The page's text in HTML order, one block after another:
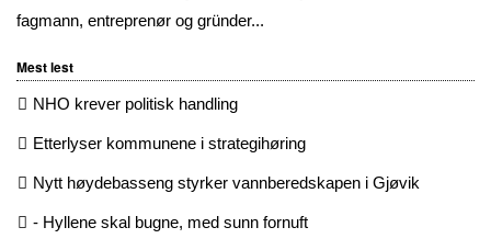
fagmann, entreprenør og gründer...
Mest lest
NHO krever politisk handling
Etterlyser kommunene i strategihøring
Nytt høydebasseng styrker vannberedskapen i Gjøvik
- Hyllene skal bugne, med sunn fornuft